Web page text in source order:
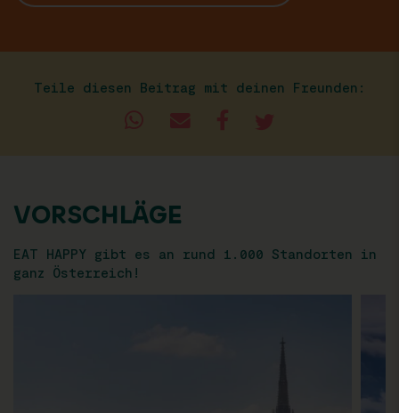
Teile diesen Beitrag mit deinen Freunden:
VORSCHLÄGE
EAT HAPPY gibt es an rund 1.000 Standorten in
ganz Österreich!